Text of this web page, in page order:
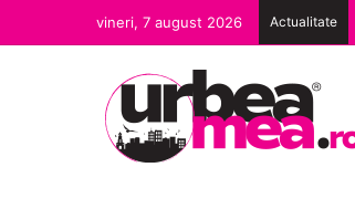
vineri, 7 august 2026 Actualitate